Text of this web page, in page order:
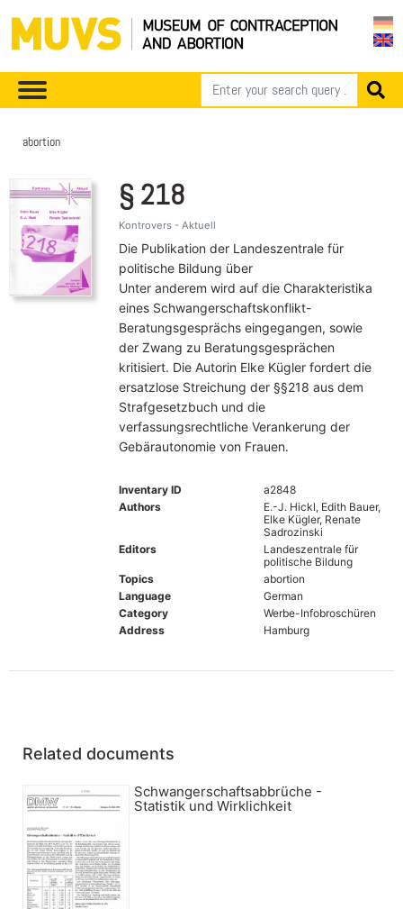
abortion
§ 218
Kontrovers - Aktuell
Die Publikation der Landeszentrale für
politische Bildung über
Unter anderem wird auf die Charakteristika
eines Schwangerschaftskonflikt-
Beratungsgesprächs eingegangen, sowie
der Zwang zu Beratungsgesprächen
kritisiert. Die Autorin Elke Kügler fordert die
ersatzlose Streichung der §§218 aus dem
Strafgesetzbuch und die
verfassungsrechtliche Verankerung der
Gebärautonomie von Frauen.
Inventary ID
a2848
Authors
E.-J. Hickl, Edith Bauer,
Elke Kügler, Renate
Sadrozinski
Editors
Landeszentrale für
politische Bildung
Topics
abortion
Language
German
Category
Werbe-Infobroschüren
Address
Hamburg
Related documents
Schwangerschaftsabbrüche -
Statistik und Wirklichkeit